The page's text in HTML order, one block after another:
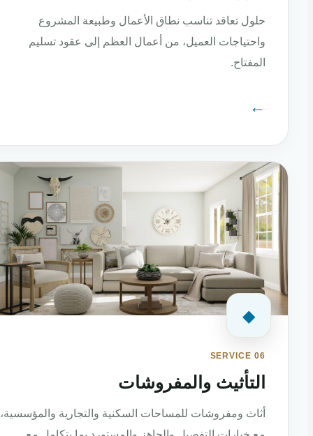
حلول تعاقد تناسب نطاق الأعمال وطبيعة المشروع
واحتياجات العميل، من أعمال العظم إلى عقود تسليم
◆
SERVICE 06
التأثيث والمفروشات
أثاث ومفروشات للمساحات السكنية والتجارية والمؤسسية،